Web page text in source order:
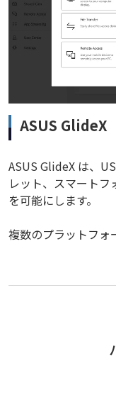
ASUS GlideX
ASUS GlideX は、
レット、スマート
を可能にします。
複数のプラットフォ